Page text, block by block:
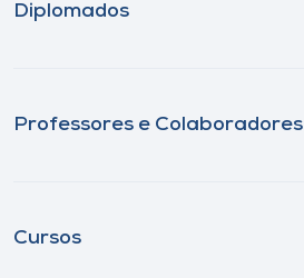
Diplomados
Professores e Colaboradores
Cursos